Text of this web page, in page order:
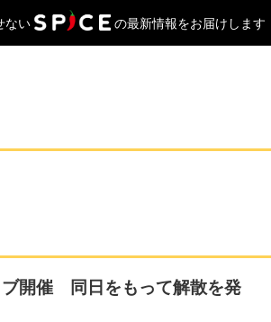
ない の最新情報をお届けします
開催 同日をもって解散を発